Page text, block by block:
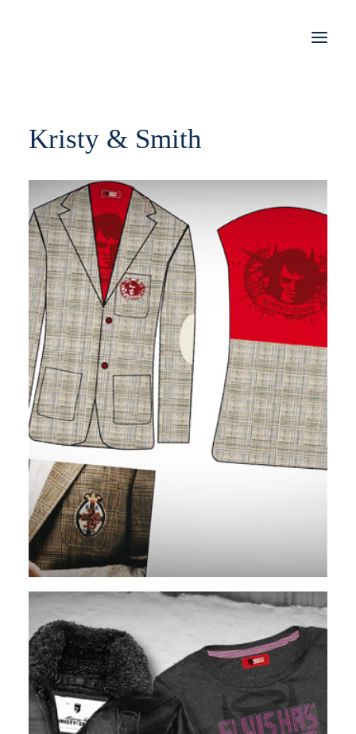
STORIES
SHOP
KONTAKT
IMPRESSUM
DATENSCHUTZ
WIDERRUFSBELEHRUNG
Kristy & Smith